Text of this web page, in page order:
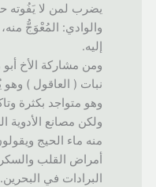
يضرب لمن لا يَفُوته
والوادي: المُعْوَجُّ
إليه.
ومن مشاركة الأخ
نبات ( العاقول )
وهو متواجد بكثرة
ولكن مصانع الأدوية
منه ماء الحيج
أمراض القلب
البرادات في البحرين.